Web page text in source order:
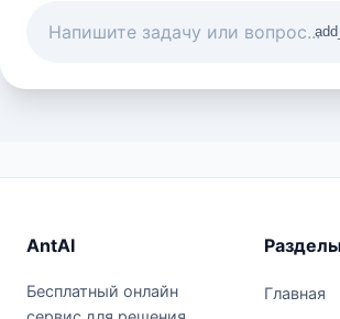
AntAI
Бесплатный онлайн
Главная